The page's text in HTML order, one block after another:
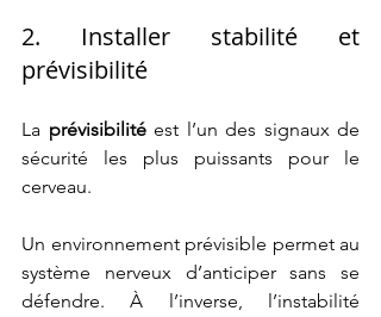
2. Installer stabilité et
prévisibilité
La prévisibilité est l’un des signaux de
sécurité les plus puissants pour le
cerveau.
Un environnement prévisible permet au
système nerveux d’anticiper sans se
défendre. À l’inverse, l’instabilité